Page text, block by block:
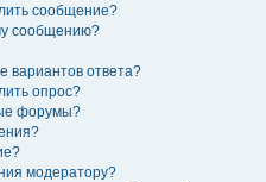
сообщение?
сообщению?
вариантов ответа?
опрос?
форумы?
модератору?